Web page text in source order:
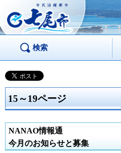
市民活躍都市 七尾
市
検索
15～19ページ
NANAO情報通
今月のお知らせと募集